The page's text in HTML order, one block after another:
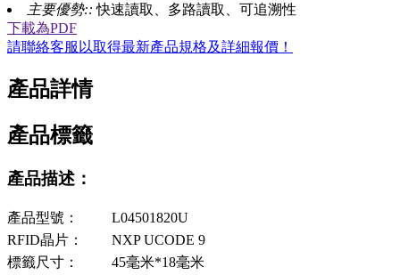
主要優勢::快速讀取、多路讀取、可追溯性
下載為PDF
請聯絡客服以取得最新產品規格及詳細報價！
產品詳情
產品標籤
產品描述：
產品型號：
L04501820U
RFID晶片：
NXP UCODE 9
標籤尺寸：
45毫米*18毫米